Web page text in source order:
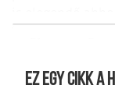
jó
Ez egy cikk